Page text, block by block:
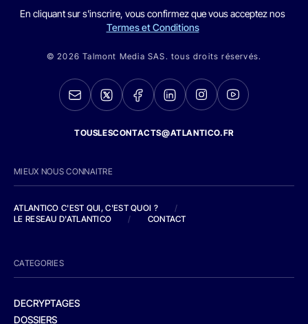
En cliquant sur s'inscrire, vous confirmez que vous acceptez nos
Termes et Conditions
© 2026 Talmont Media SAS. tous droits réservés.
TOUSLESCONTACTS@ATLANTICO.FR
MIEUX NOUS CONNAITRE
ATLANTICO C'EST QUI, C'EST QUOI ?
/
LE RESEAU D'ATLANTICO
/ CONTACT
CATEGORIES
DECRYPTAGES
DOSSIERS